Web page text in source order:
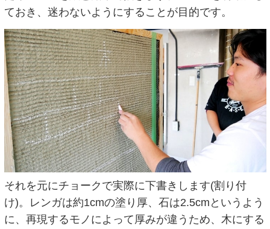
ておき、迷わないようにすることが目的です。
それを元にチョークで実際に下書きします(割り付
け)。レンガは約1cmの塗り厚、石は2.5cmというよう
に、再現するモノによって厚みが違うため、木にする